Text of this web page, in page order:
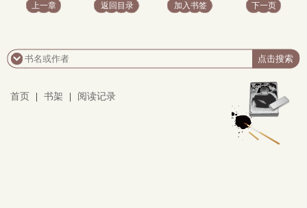
上一章 返回目录 加入书签 下一页
首页 书架 阅读记录